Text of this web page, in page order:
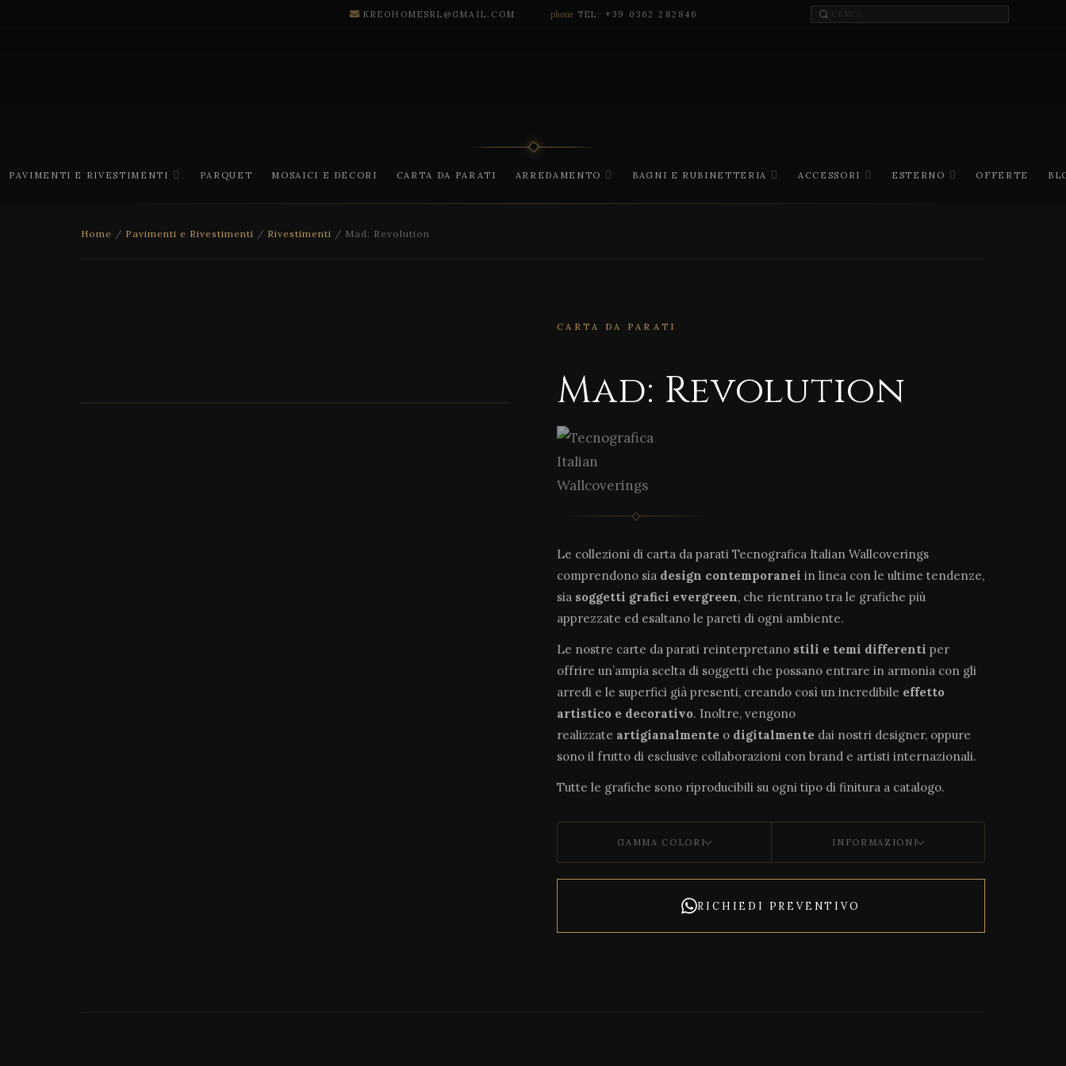
KREOHOMESRL@GMAIL.COM phone TEL: +39 0362 282846
PAVIMENTI E RIVESTIMENTI PARQUET MOSAICI E DECORI CARTA DA PARATI ARREDAMENTO BAGNI E RUBINETTERIA ACCESSORI ESTERNO OFFERTE
Home / Pavimenti e Rivestimenti / Rivestimenti / Mad: Revolution
CARTA DA PARATI
Mad: Revolution
Le collezioni di carta da parati Tecnografica Italian Wallcoverings
comprendono sia design contemporanei in linea con le ultime tendenze,
sia soggetti grafici evergreen, che rientrano tra le grafiche più
apprezzate ed esaltano le pareti di ogni ambiente.
Le nostre carte da parati reinterpretano stili e temi differenti per
offrire un’ampia scelta di soggetti che possano entrare in armonia con gli
arredi e le superfici già presenti, creando così un incredibile effetto
artistico e decorativo. Inoltre, vengono
realizzate artigianalmente o digitalmente dai nostri designer, oppure
sono il frutto di esclusive collaborazioni con brand e artisti internazionali.
Tutte le grafiche sono riproducibili su ogni tipo di finitura a catalogo.
GAMMA COLORI INFORMAZIONI
RICHIEDI PREVENTIVO